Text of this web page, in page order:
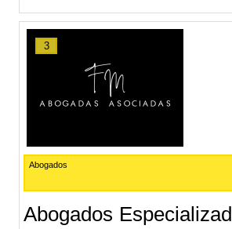
3
Abogados
Abogados